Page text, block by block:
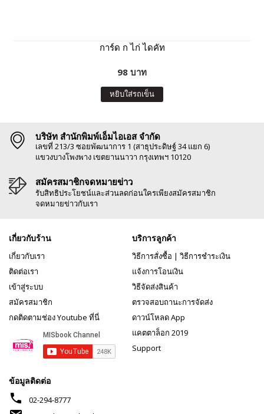
การ์ด ก ไก่ ไดคัท
98 บาท
หยิบใส่รถเข็น
บริษัท สำนักพิมพ์เอ็มไอเอส จำกัด
เลขที่ 213/3 ซอยพัฒนาการ 1 (สาธุประดิษฐ์ 34 แยก 6)
แขวงบางโพงพาง เขตยานนาวา กรุงเทพฯ 10120
สมัครสมาชิกจดหมายข่าว
รับสิทธิประโยชน์และส่วนลดก่อนใครเพียงสมัครสมาชิก
จดหมายข่าวกับเรา
เกี่ยวกับร้าน
เกี่ยวกับเรา
ติดต่อเรา
เข้าสู่ระบบ
สมัครสมาชิก
กดติดตามช่อง Youtube ที่นี่
บริการลูกค้า
วิธีการสั่งซื้อ | วิธีการชำระเงิน
แจ้งการโอนเงิน
วิธีจัดส่งสินค้า
ตรวจสอบถานะการจัดส่ง
ดาวน์โหลด App
แคตตาล็อก 2019
Support
ข้อมูลติดต่อ
phone 02-294-8777